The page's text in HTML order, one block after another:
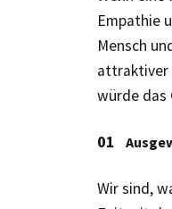
Empathie
Mensch
attraktiver
würde das
Wir sind,